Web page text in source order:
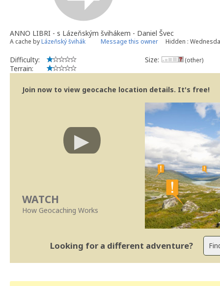
ANNO LIBRI - s Lázeňským švihákem - Daniel Švec
A cache byLázeňský švihák Message this owner Hidden :
Difficulty:
Terrain:
Size: (other)
Join now to view geocache location details. It's free!
WATCH
How Geocaching Works
Looking for a different adventure?